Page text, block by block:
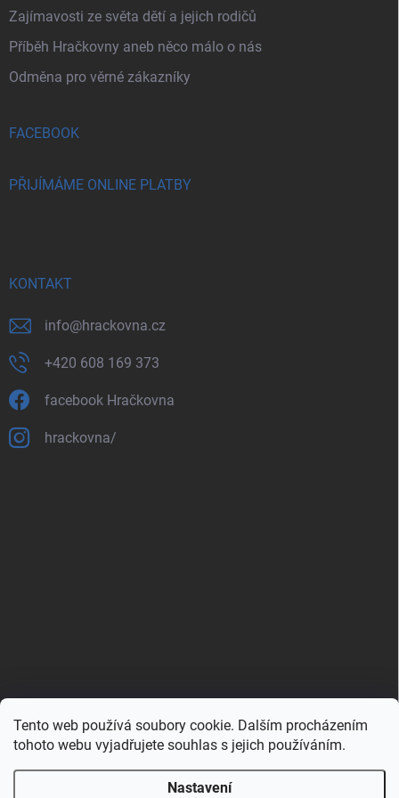
Tento web používá soubory cookie. Dalším procházením
tohoto webu vyjadřujete souhlas s jejich používáním.
Nastavení
Zajímavosti ze světa dětí a jejich rodičů
Příběh Hračkovny aneb něco málo o nás
Odměna pro věrné zákazníky
FACEBOOK
PŘIJÍMÁME ONLINE PLATBY
KONTAKT
info@hrackovna.cz
+420 608 169 373
facebook Hračkovna
hrackovna/
Zboží.cz Heureka.cz Porovnávač.cz